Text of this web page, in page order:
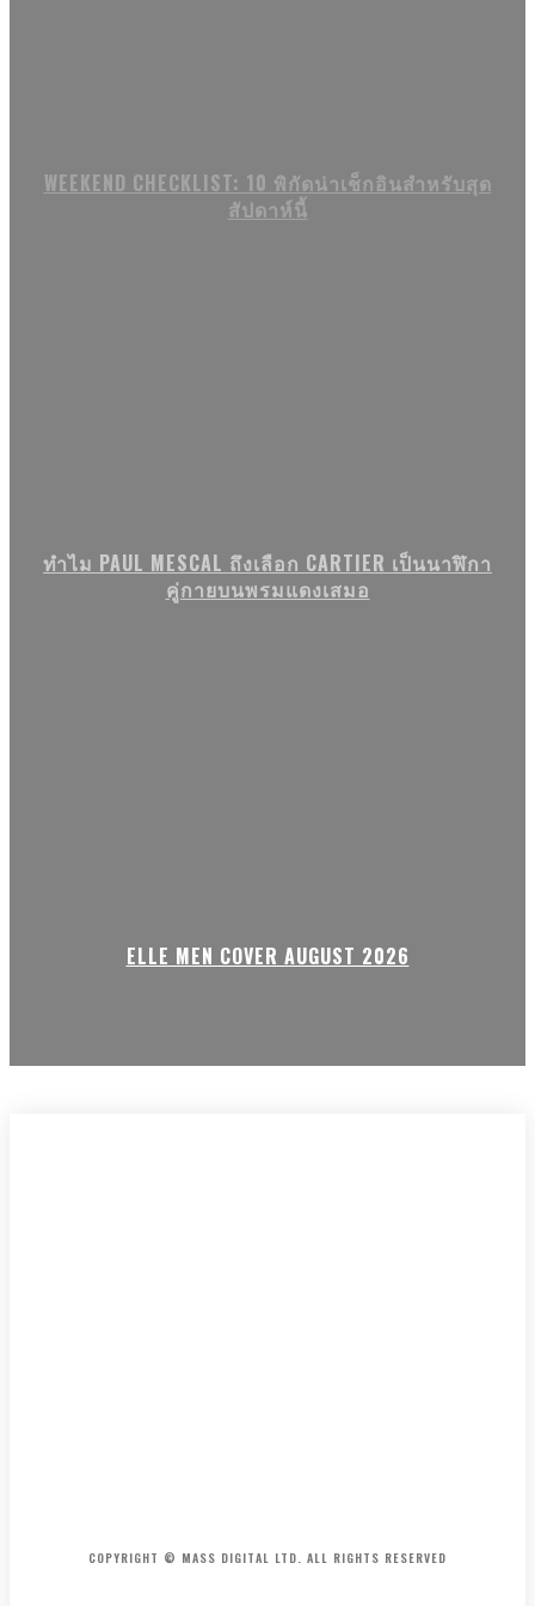
WEEKEND CHECKLIST: 10 พิกัดน่าเช็กอินสำหรับสุด
สัปดาห์นี้
ทำไม PAUL MESCAL ถึงเลือก CARTIER เป็นนาฬิกา
คู่กายบนพรมแดงเสมอ
ELLE MEN COVER AUGUST 2026
COPYRIGHT © MASS DIGITAL LTD. ALL RIGHTS RESERVED